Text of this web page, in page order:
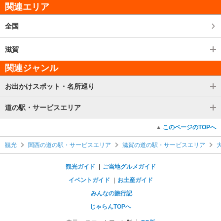
関連エリア
全国
滋賀
関連ジャンル
お出かけスポット・名所巡り
道の駅・サービスエリア
このページのTOPへ
観光 関西の道の駅・サービスエリア 滋賀の道の駅・サービスエリア
観光ガイド
ご当地グルメガイド
イベントガイド
お土産ガイド
みんなの旅行記
じゃらんTOPへ